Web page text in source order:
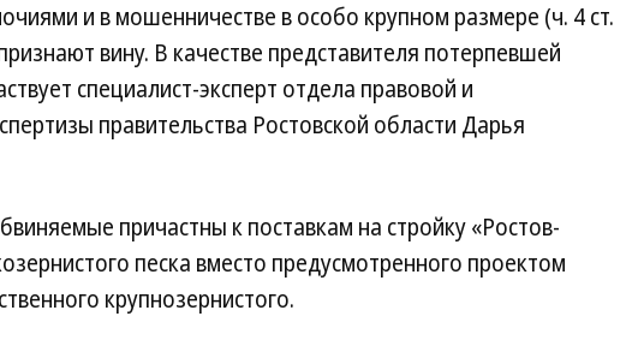
и в мошенничестве в особо крупном размере (ч. 4 ст.
вину. В качестве представителя потерпевшей
специалист-эксперт отдела правовой и
правительства Ростовской области Дарья
причастны к поставкам на стройку «Ростов-
песка вместо предусмотренного проектом
крупнозернистого.